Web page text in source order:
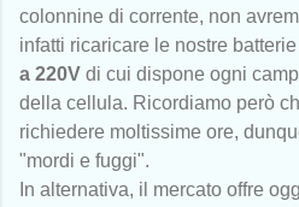
colonnine di corrente, non
infatti ricaricare le nostre
a 220V di cui dispone ogni
della cellula. Ricordiamo però
richiedere moltissime ore,
"mordi e fuggi".
In alternativa, il mercato offre